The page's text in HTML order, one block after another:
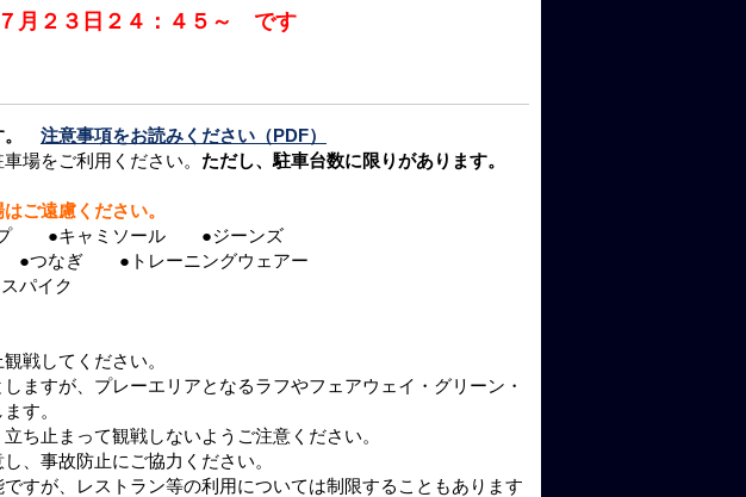
月２３日２４：４５～ です
。 注意事項をお読みください（PDF）
場をご利用ください。 ただし、駐車台数に限りがあります。
ご遠慮ください。
●キャミソール ●ジーンズ
つなぎ ●トレーニングウェアー
イク
戦してください。
ますが、プレーエリアとなるラフやフェアウェイ・グリーン・
す。
ち止まって観戦しないようご注意ください。
、事故防止にご協力ください。
すが、レストラン等の利用については制限することもあります